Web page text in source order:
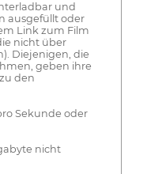
und
ausgefüllt oder
Link zum Film
nicht über
Diejenigen, die
geben ihre
den
Sekunde oder
nicht